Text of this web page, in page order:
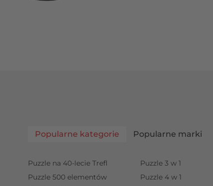
Popularne kategorie Popularne marki
Puzzle na 40-lecie Trefl
Puzzle 500 elementów
Puzzle 3 w 1
Puzzle 4 w 1